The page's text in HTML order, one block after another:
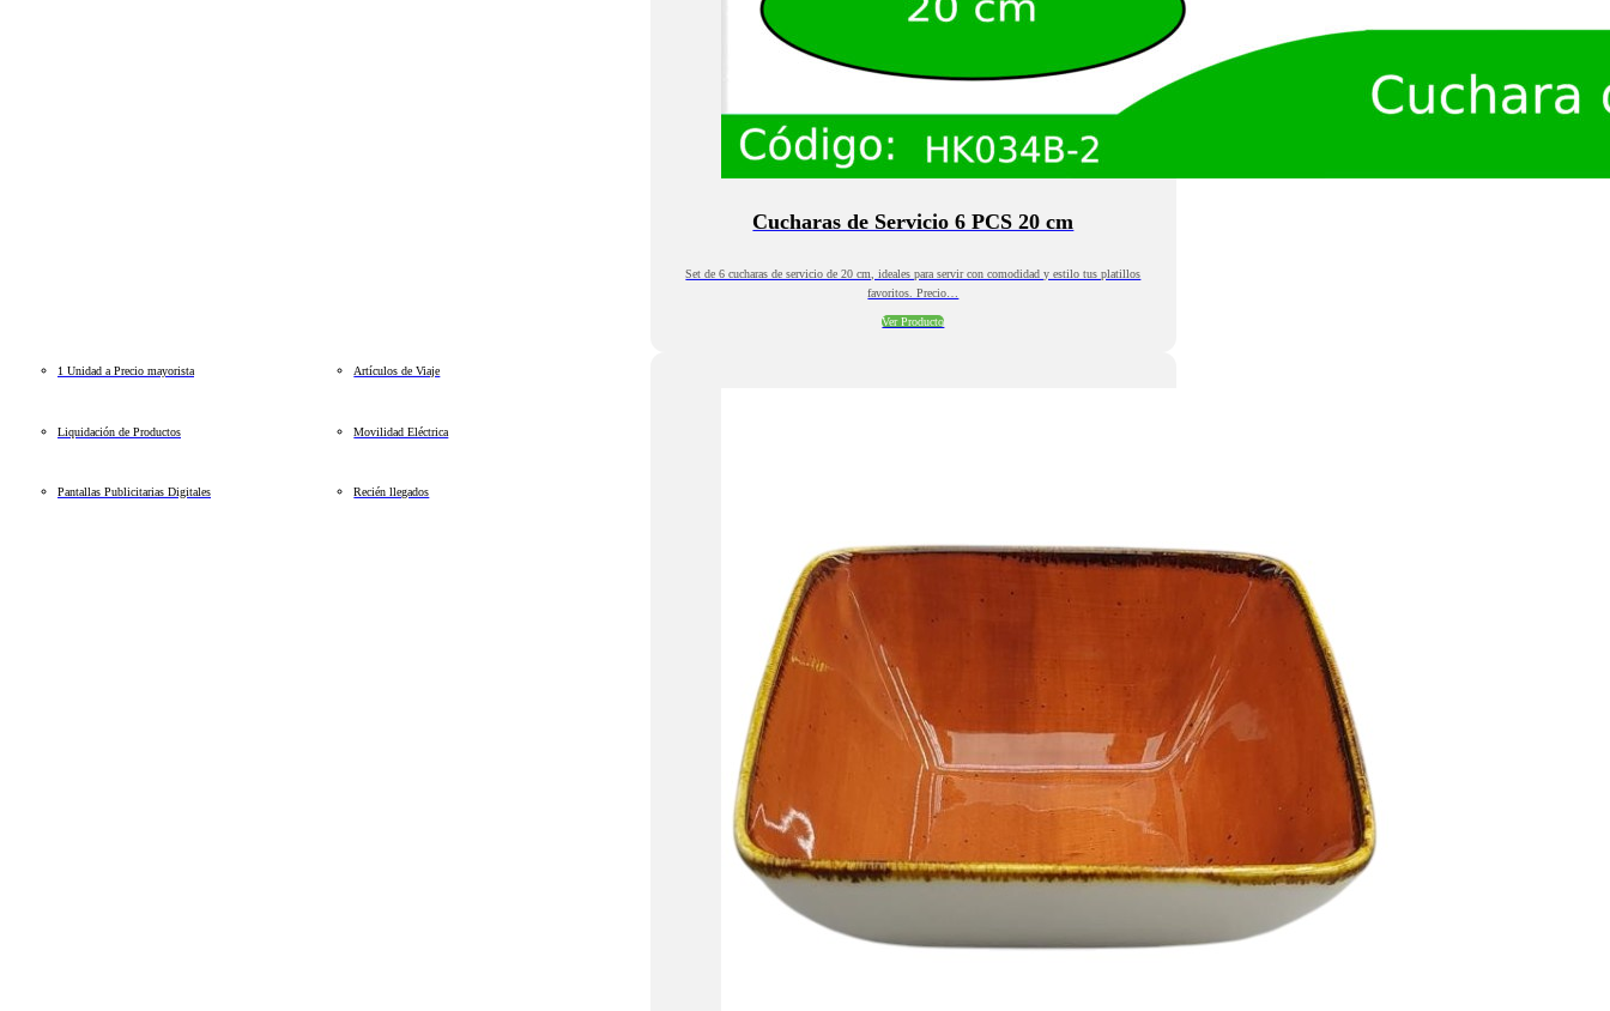
Cucharas de Servicio 6 PCS 20 cm
Set de 6 cucharas de servicio de 20 cm, ideales para servir con comodidad y estilo tus platillos
favoritos. Precio…
Ver Producto
1 Unidad a Precio mayorista Artículos de Viaje
Liquidación de Productos Movilidad Eléctrica
Pantallas Publicitarias Digitales Recién llegados